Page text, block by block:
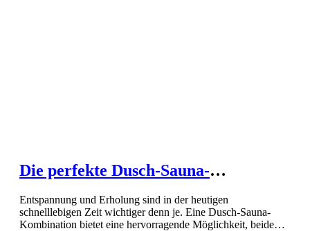
Die perfekte Dusch-Sauna-
Entspannung und Erholung sind in der heutigen
schnelllebigen Zeit wichtiger denn je. Eine Dusch-Sauna-
Kombination bietet eine hervorragende Möglichkeit, beide